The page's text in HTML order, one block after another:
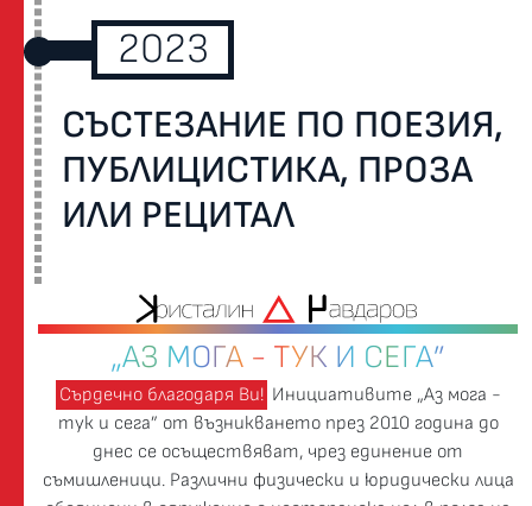
2023
СЪСТЕЗАНИЕ ПО ПОЕЗИЯ,
ПУБЛИЦИСТИКА, ПРОЗА
ИЛИ РЕЦИТАЛ
„АЗ МОГА - ТУК И СЕГА”
Сърдечно благодаря Ви! Инициативите „Аз мога -
тук и сега” от възникването през 2010 година до
днес се осъществяват, чрез единение от
съмишленици. Различни физически и юридически лица